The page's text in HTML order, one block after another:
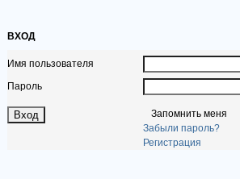
ВХОД
Имя пользователя
Пароль
Запомнить меня
Забыли пароль?
Регистрация